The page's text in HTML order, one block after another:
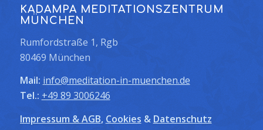
KADAMPA MEDITATIONSZENTRUM
MÜNCHEN
Rumfordstraße 1, Rgb
80469 München
Mail: info@meditation-in-muenchen.de
Tel.: +49 89 3006246
Impressum & AGB, Cookies & Datenschutz